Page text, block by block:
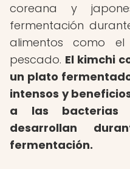
coreana y
fermentación
alimentos como
pescado. El kimchi
un plato
intensos y
a las bacterias
desarrollan
fermentación.